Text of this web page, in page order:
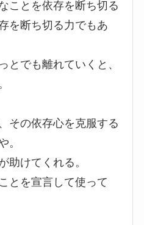
ことを依存を断ち切る
を断ち切る力でもあ
とでも離れていくと、
その依存心を克服する
。
助けてくれる。
とを宣言して使って